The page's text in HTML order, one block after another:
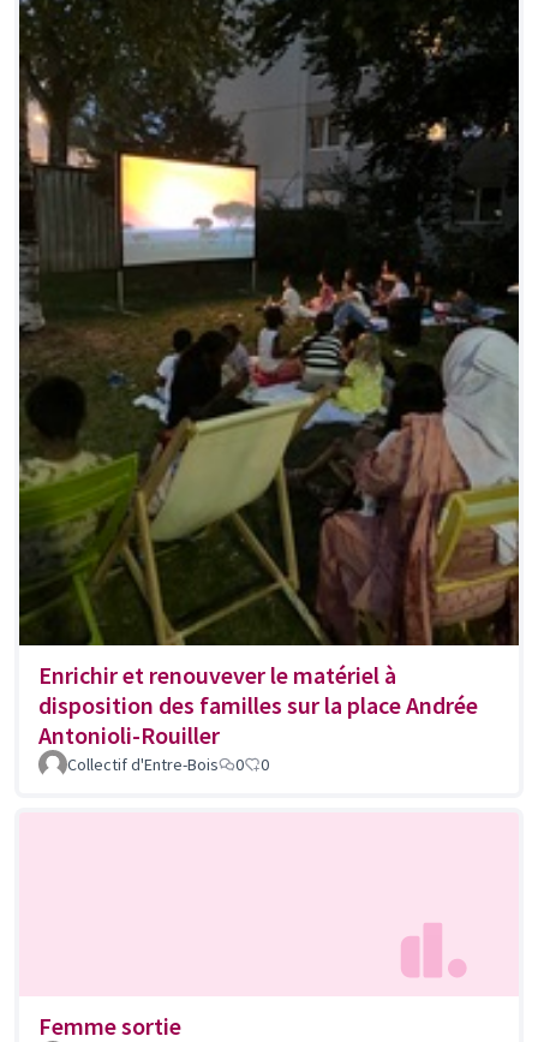
Enrichir et renouvever le matériel à
disposition des familles sur la place Andrée
Antonioli-Rouiller
Collectif d'Entre-Bois 0 0
Femme sortie